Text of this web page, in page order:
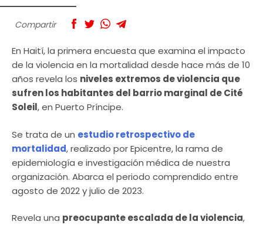
Compartir
En Haití, la primera encuesta que examina el impacto
de la violencia en la mortalidad desde hace más de 10
años revela los niveles extremos de violencia que
sufren los habitantes del barrio marginal de Cité
Soleil, en Puerto Príncipe.
Se trata de un estudio retrospectivo de
mortalidad, realizado por Epicentre, la rama de
epidemiología e investigación médica de nuestra
organización. Abarca el periodo comprendido entre
agosto de 2022 y julio de 2023.
Revela una preocupante escalada de la violencia,